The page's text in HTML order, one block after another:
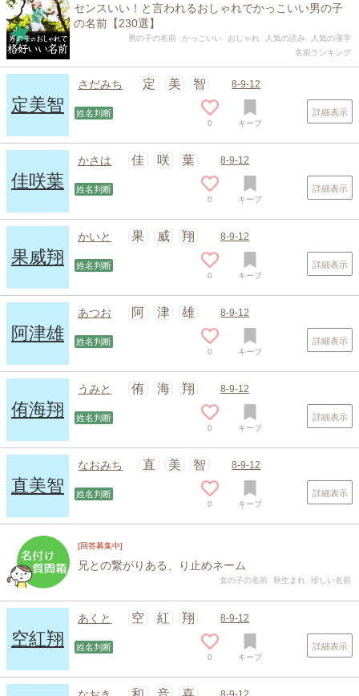
センスいい！と言われるおしゃれでかっこいい男の子
の名前【230選】
男の子の名前 かっこいい おしゃれ 人気の読み
人気の漢字
名前ランキング
定美智
さだみち 定 美 智 8-9-12
姓名判断
0 キープ
詳細表示
佳咲葉
かさは 佳 咲 葉 8-9-12
姓名判断
0 キープ
詳細表示
果威翔
かいと 果 威 翔 8-9-12
姓名判断
0 キープ
詳細表示
阿津雄
あつお 阿 津 雄 8-9-12
姓名判断
0 キープ
詳細表示
侑海翔
うみと 侑 海 翔 8-9-12
姓名判断
0 キープ
詳細表示
直美智
なおみち 直 美 智 8-9-12
姓名判断
0 キープ
詳細表示
[回答募集中]
兄との繋がりある、り止めネーム
女の子の名前 秋生まれ 珍しい名前
空紅翔
あくと 空 紅 翔 8-9-12
姓名判断
0 キープ
詳細表示